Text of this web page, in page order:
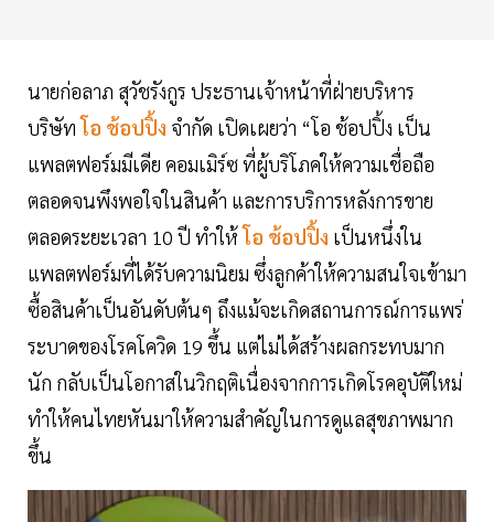
นายก่อลาภ สุวัชรังกูร ประธานเจ้าหน้าที่ฝ่ายบริหาร
บริษัทโอ ช้อปปิ้ง จำกัด เปิดเผยว่า “โอ ช้อปปิ้ง เป็น
แพลตฟอร์มมีเดีย คอมเมิร์ซ ที่ผู้บริโภคให้ความเชื่อถือ
ตลอดจนพึงพอใจในสินค้า และการบริการหลังการขาย
ตลอดระยะเวลา 10 ปี ทำให้โอ ช้อปปิ้ง เป็นหนึ่งใน
แพลตฟอร์มที่ได้รับความนิยม ซึ่งลูกค้าให้ความสนใจเข้ามา
ซื้อสินค้าเป็นอันดับต้นๆ ถึงแม้จะเกิดสถานการณ์การแพร่
ระบาดของโรคโควิด 19 ขึ้น แต่ไม่ได้สร้างผลกระทบมาก
นัก กลับเป็นโอกาสในวิกฤติเนื่องจากการเกิดโรคอุบัติใหม่
ทำให้คนไทยหันมาให้ความสำคัญในการดูแลสุขภาพมาก
ขึ้น